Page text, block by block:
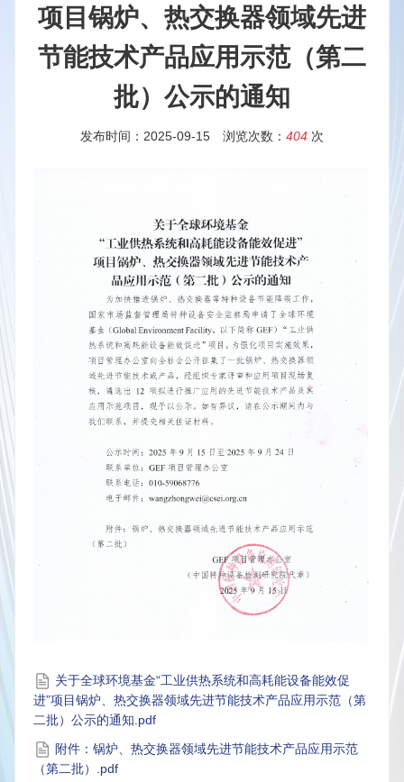
项目锅炉、热交换器领域先进
节能技术产品应用示范（第二
批）公示的通知
发布时间：2025-09-15 浏览次数： 404 次
关于全球环境基金“工业供热系统和高耗能设备能效促
进”项目锅炉、热交换器领域先进节能技术产品应用示范（第
二批）公示的通知.pdf
附件：锅炉、热交换器领域先进节能技术产品应用示范
（第二批）.pdf